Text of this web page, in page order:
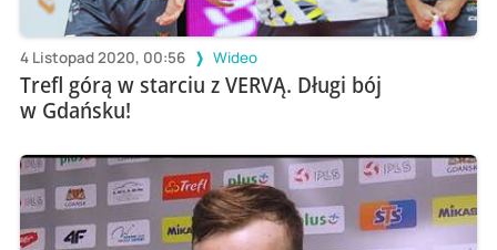
4 Listopad 2020, 00:56 Wideo
Trefl górą w starciu z VERVĄ. Długi bój
w Gdańsku!